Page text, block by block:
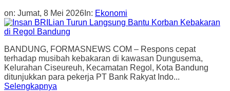
on: Jumat, 8 Mei 2026 In: Ekonomi
BANDUNG, FORMASNEWS COM – Respons cepat
terhadap musibah kebakaran di kawasan Dungusema,
Kelurahan Ciseureuh, Kecamatan Regol, Kota Bandung
ditunjukkan para pekerja PT Bank Rakyat Indo...
Selengkapnya